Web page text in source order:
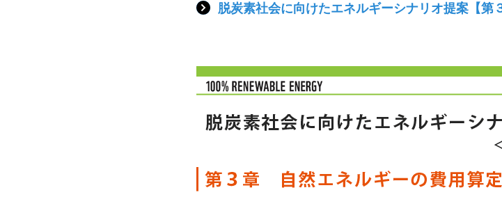
脱炭素社会に向けたエネルギーシナリオ提案【第